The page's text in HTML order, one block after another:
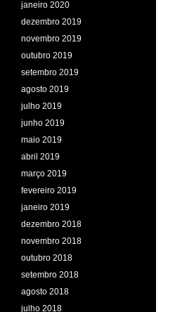
janeiro 2020
dezembro 2019
novembro 2019
outubro 2019
setembro 2019
agosto 2019
julho 2019
junho 2019
maio 2019
abril 2019
março 2019
fevereiro 2019
janeiro 2019
dezembro 2018
novembro 2018
outubro 2018
setembro 2018
agosto 2018
julho 2018